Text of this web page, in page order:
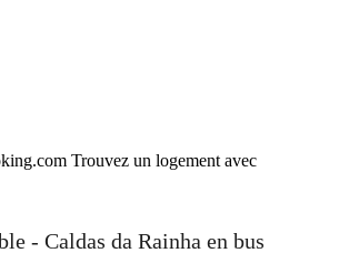
Trouvez un logement avec
- Caldas da Rainha en bus